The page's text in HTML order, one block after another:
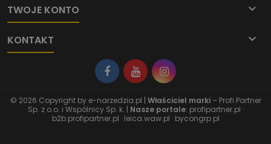
TWOJE KONTO 
KONTAKT 
© 2026 Copyright by e-narzedzia.pl | Właściciel marki– Profi Partner
Sp. z o.o. i Wspólnicy Sp. k. | Nasze portale: profipartner.pl ·
b2b.profipartner.pl · leica.waw.pl · bycongrp.pl